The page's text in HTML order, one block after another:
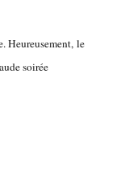
Heureusement, le
soirée